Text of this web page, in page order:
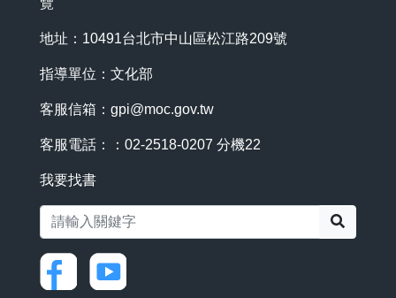
覽
地址：10491台北市中山區松江路209號
指導單位：文化部
客服信箱： gpi@moc.gov.tw
客服電話：：02-2518-0207 分機22
我要找書